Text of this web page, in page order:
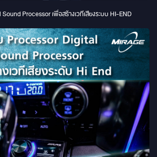
Processor เพื่อสร้างเวทีเสียงระบบ HI-END